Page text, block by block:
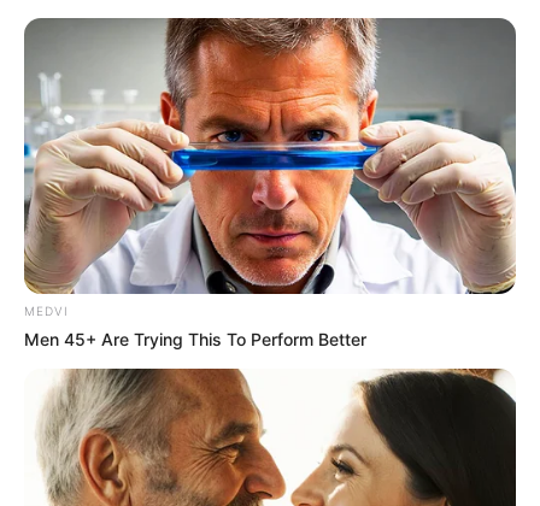
Why this ordinary drink is the secret to feeling
your best every day
CTA LOVE
MEDVI
Men 45+ Are Trying This To Perform Better